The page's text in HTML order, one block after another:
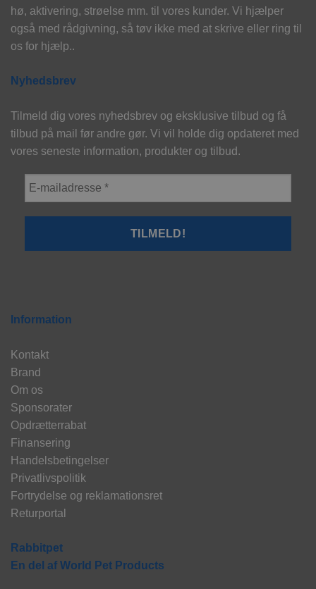
hø, aktivering, strøelse mm. til vores kunder. Vi hjælper
også med rådgivning, så tøv ikke med at skrive eller ring til
os for hjælp..
Nyhedsbrev
Tilmeld dig vores nyhedsbrev og eksklusive tilbud og få
tilbud på mail før andre gør. Vi vil holde dig opdateret med
vores seneste information, produkter og tilbud.
Information
Kontakt
Brand
Om os
Sponsorater
Opdrætterrabat
Finansering
Handelsbetingelser
Privatlivspolitik
Fortrydelse og reklamationsret
Returportal
Rabbitpet
En del af World Pet Products